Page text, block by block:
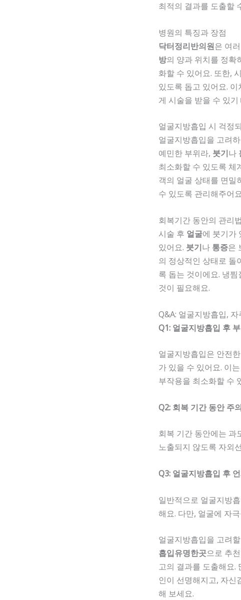
최적의 결과를 도출할
병원의 특징과 장점
닥터정리반의원은 여
방의 양과 위치를 정확
화할 수 있어요. 또한,
있도록 돕고 있어요. 이
게 시술을 받을 수 있기
얼굴지방흡입 시 걱정
얼굴지방흡입을 고려
예민한 부위라, 붓기나
최소화할 수 있도록 체
객의 얼굴 상태를 면밀
수 있도록 관리해주어
회복기간 동안의 관리법
시술 후 얼굴에 붓기가
있어요. 붓기나 통증은
의 정상적인 상태로 돌
록 돕는 것이에요. 냉
것이 필요해요.
Q&A: 얼굴지방흡입,
Q1: 얼굴지방흡입 후
얼굴지방흡입은 안전
가 있을 수 있어요. 이
부작용을 최소화할 수
Q2: 회복 기간 동안 주
회복 기간 동안에는 과
노출되지 않도록 자외
Q3: 얼굴지방흡입 후
일반적으로 얼굴지방
해요. 다만, 얼굴에 자
얼굴지방흡입을 고려
흡입유명한곳으로 추
고의 결과를 도출해요.
인이 선명해지고, 자신
해 보세요.